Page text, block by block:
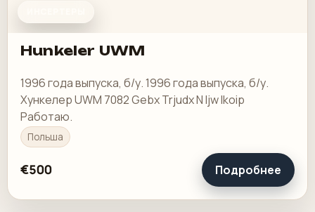
Hunkeler UWM
1996 года выпуска, б/у. 1996 года выпуска, б/у.
Хункелер UWM 7082 Gebx Trjudx N Ijw Ikoip
Работаю.
Польша
€500 Подробнее